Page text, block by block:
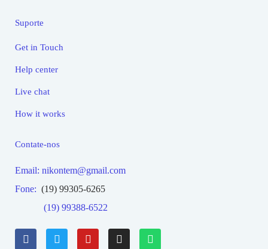
Suporte
Get in Touch
Help center
Live chat
How it works
Contate-nos
Email: nikontem@gmail.com
Fone: (19) 99305-6265
(19) 99388-6522